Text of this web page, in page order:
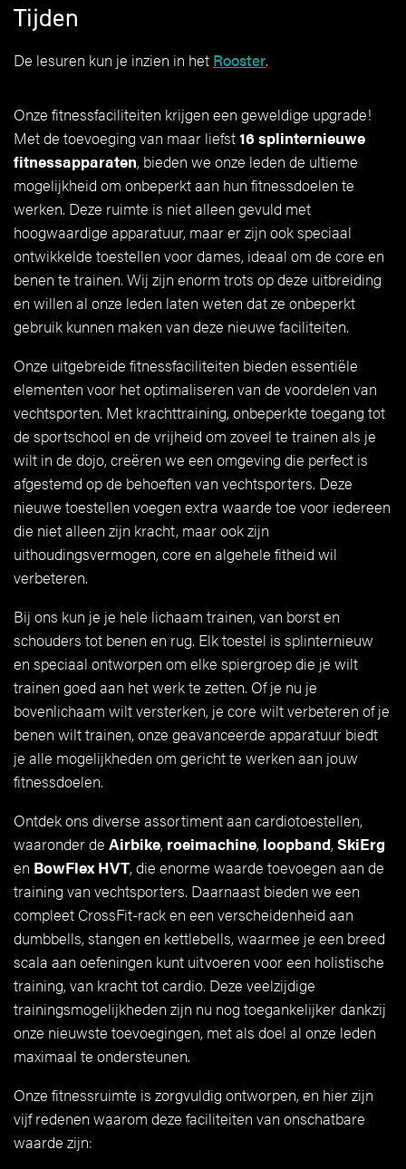
Tijden
De lesuren kun je inzien in het Rooster.
Onze fitnessfaciliteiten krijgen een geweldige upgrade!
Met de toevoeging van maar liefst16 splinternieuwe
fitnessapparaten, bieden we onze leden de ultieme
mogelijkheid om onbeperkt aan hun fitnessdoelen te
werken. Deze ruimte is niet alleen gevuld met
hoogwaardige apparatuur, maar er zijn ook speciaal
ontwikkelde toestellen voor dames, ideaal om de core en
benen te trainen. Wij zijn enorm trots op deze uitbreiding
en willen al onze leden laten weten dat ze onbeperkt
gebruik kunnen maken van deze nieuwe faciliteiten.
Onze uitgebreide fitnessfaciliteiten bieden essentiële
elementen voor het optimaliseren van de voordelen van
vechtsporten. Met krachttraining, onbeperkte toegang tot
de sportschool en de vrijheid om zoveel te trainen als je
wilt in de dojo, creëren we een omgeving die perfect is
afgestemd op de behoeften van vechtsporters. Deze
nieuwe toestellen voegen extra waarde toe voor iedereen
die niet alleen zijn kracht, maar ook zijn
uithoudingsvermogen, core en algehele fitheid wil
verbeteren.
Bij ons kun je je hele lichaam trainen, van borst en
schouders tot benen en rug. Elk toestel is splinternieuw
en speciaal ontworpen om elke spiergroep die je wilt
trainen goed aan het werk te zetten. Of je nu je
bovenlichaam wilt versterken, je core wilt verbeteren of je
benen wilt trainen, onze geavanceerde apparatuur biedt
je alle mogelijkheden om gericht te werken aan jouw
fitnessdoelen.
Ontdek ons diverse assortiment aan cardiotoestellen,
waaronder de Airbike, roeimachine, loopband, SkiErg
en BowFlex HVT, die enorme waarde toevoegen aan de
training van vechtsporters. Daarnaast bieden we een
compleet CrossFit-rack en een verscheidenheid aan
dumbbells, stangen en kettlebells, waarmee je een breed
scala aan oefeningen kunt uitvoeren voor een holistische
training, van kracht tot cardio. Deze veelzijdige
trainingsmogelijkheden zijn nu nog toegankelijker dankzij
onze nieuwste toevoegingen, met als doel al onze leden
maximaal te ondersteunen.
Onze fitnessruimte is zorgvuldig ontworpen, en hier zijn
vijf redenen waarom deze faciliteiten van onschatbare
waarde zijn: